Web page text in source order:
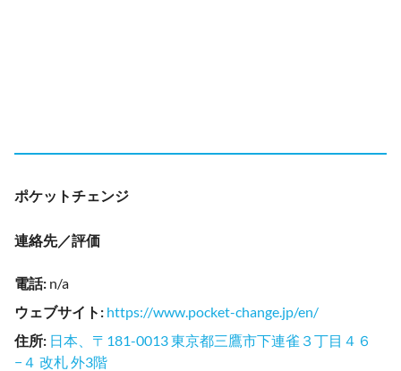
ポケットチェンジ
連絡先／評価
電話: n/a
ウェブサイト : https://www.pocket-change.jp/en/
住所: 日本、〒181-0013 東京都三鷹市下連雀３丁目４６
−４ 改札 外3階